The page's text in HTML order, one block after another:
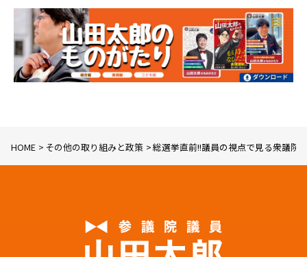
HOME その他の取り組みと政策 総選挙直前!!議員の視点で見る衆議院